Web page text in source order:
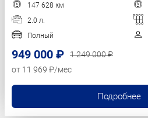
147 628 км
2.0 л.
Полный
949 000 ₽
1 249 000 ₽
от 11 969 ₽/мес
Подробнее